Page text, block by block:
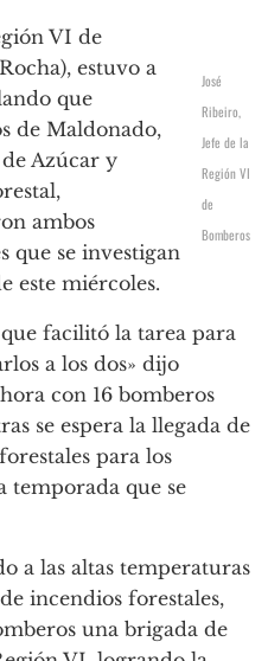
José
Ribeiro,
Jefe de la
Región VI
de
Bomberos
VI de
estuvo a
que
de Maldonado,
Azúcar y
ambos
que se investigan
este miércoles.
facilitó la tarea para
a los dos» dijo
con 16 bomberos
se espera la llegada de
para los
temporada que se
a las altas temperaturas
incendios forestales,
una brigada de